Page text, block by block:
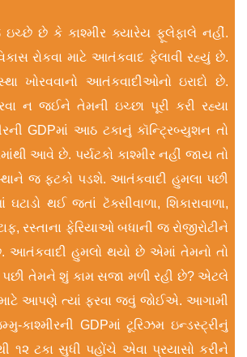
છે કે કાશ્મીર ક્યારેય ફૂલેફાલે નહીં.
રોકવા માટે આતંકવાદ ફેલાવી રહ્યું છે.
ખોરવવાનો આતંકવાદીઓનો ઇરાદો છે.
ન જઈને તેમની ઇચ્છા પૂરી કરી રહ્યા
GDPમાં આઠ ટકાનું કૉન્ટ્રિબ્યુશન તો
આવે છે. પર્યટકો કાશ્મીર નહીં જાય તો
જ ફટકો પડશે. આતંકવાદી હુમલા પછી
ઘટાડો થઈ જતાં ટૅક્સીવાળા, શિકારાવાળા,
રસ્તાના ફેરિયાઓ બધાની જ રોજીરોટીને
આતંકવાદી હુમલો થયો છે એમાં તેમનો તો
પછી તેમને શું કામ સજા મળી રહી છે? એટલે
માટે આપણે ત્યાં ફરવા જવું જોઈએ. આગામી
કાશ્મીરની GDPમાં ટૂરિઝમ ઇન્ડસ્ટ્રીનું
૧૨ ટકા સુધી પહોંચે એવા પ્રયાસો કરીને